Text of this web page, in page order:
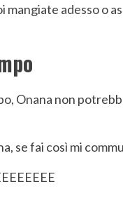
mangiate adesso o
Onana non
se fai così mi